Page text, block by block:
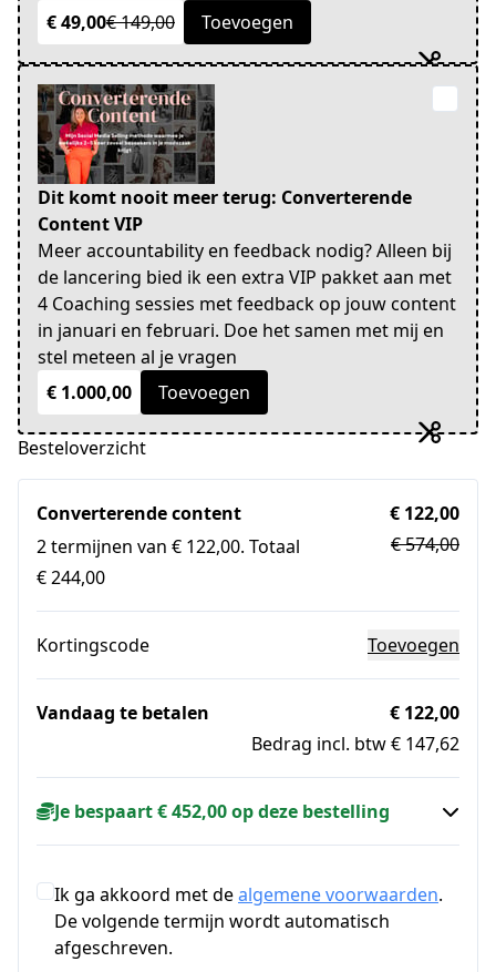
€ 49,00€ 149,00 Toevoegen
Dit komt nooit meer terug: Converterende
Content VIP
Meer accountability en feedback nodig? Alleen bij
de lancering bied ik een extra VIP pakket aan met
4 Coaching sessies met feedback op jouw content
in januari en februari. Doe het samen met mij en
stel meteen al je vragen
€ 1.000,00
Toevoegen
Besteloverzicht
Converterende content
2 termijnen van € 122,00. Totaal
€ 244,00
€ 122,00
€ 574,00
Kortingscode Toevoegen
Vandaag te betalen
€ 122,00
Bedrag incl. btw € 147,62
Je bespaart € 452,00 op deze bestelling
Ik ga akkoord met dealgemene voorwaarden.
De volgende termijn wordt automatisch
afgeschreven.